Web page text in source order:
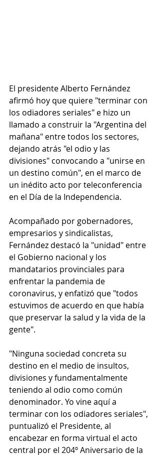
El presidente Alberto Fernández
afirmó hoy que quiere "terminar con
los odiadores seriales" e hizo un
llamado a construir la "Argentina del
mañana" entre todos los sectores,
dejando atrás "el odio y las
divisiones" convocando a "unirse en
un destino común", en el marco de
un inédito acto por teleconferencia
en el Día de la Independencia.
Acompañado por gobernadores,
empresarios y sindicalistas,
Fernández destacó la "unidad" entre
el Gobierno nacional y los
mandatarios provinciales para
enfrentar la pandemia de
coronavirus, y enfatizó que "todos
estuvimos de acuerdo en que había
que preservar la salud y la vida de la
gente".
"Ninguna sociedad concreta su
destino en el medio de insultos,
divisiones y fundamentalmente
teniendo al odio como común
denominador. Yo vine aquí a
terminar con los odiadores seriales",
puntualizó el Presidente, al
encabezar en forma virtual el acto
central por el 204º Aniversario de la